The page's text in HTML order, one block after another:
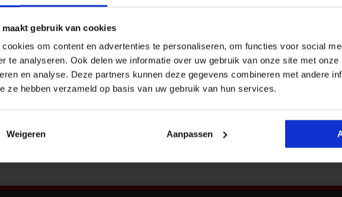
maakt gebruik van cookies
cookies om content en advertenties te personaliseren, om functies voor social
te analyseren. Ook delen we informatie over uw gebruik van onze site met
en analyse. Deze partners kunnen deze gegevens combineren met andere
ze hebben verzameld op basis van uw gebruik van hun services.
Weigeren Aanpassen
vrijheid. In deze banen wordt veel van mensen
hun werk te doen zoals ze dat zelf willen. Dat
blijkt uit cijfers van de Nationale Enquête
Arbeidsomstandigheden (NEA) van het Centraal
Bureau voor de Statistiek (CBS) en TNO.Van …
Bekijk